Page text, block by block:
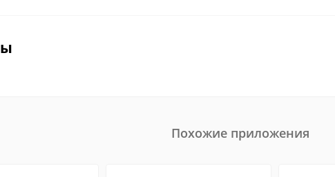
Похожие приложения